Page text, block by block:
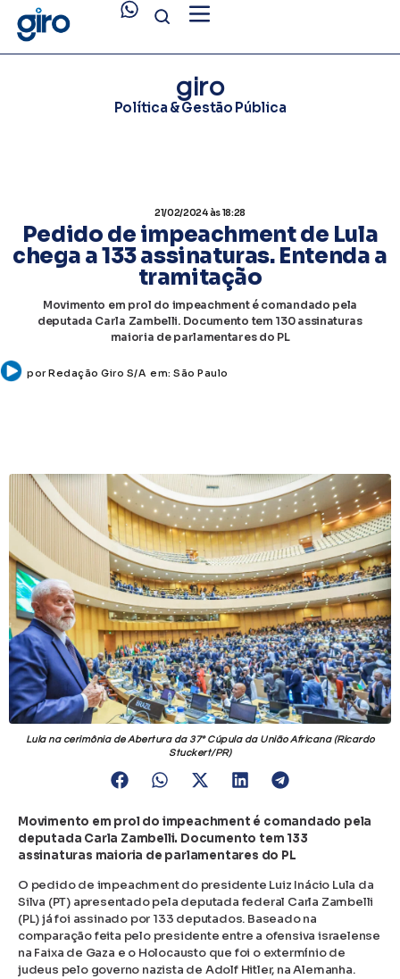
giro
Política & Gestão Pública
21/02/2024às 18:28
Pedido de impeachment de Lula
chega a 133 assinaturas. Entenda a
tramitação
Movimento em prol do impeachment é comandado pela
deputada Carla Zambelli. Documento tem 130 assinaturas
maioria de parlamentares do PL
porRedação Giro S/A em: São Paulo
Lula na cerimônia de Abertura da 37º Cúpula da União Africana (Ricardo
Stuckert/PR)
Movimento em prol do impeachment é comandado pela
deputada Carla Zambelli. Documento tem 133
assinaturas maioria de parlamentares do PL
O pedido de impeachment do presidente Luiz Inácio Lula da
Silva (PT) apresentado pela deputada federal Carla Zambelli
(PL) já foi assinado por 133 deputados. Baseado na
comparação feita pelo presidente entre a ofensiva israelense
na Faixa de Gaza e o Holocausto que foi o extermínio de
judeus pelo governo nazista de Adolf Hitler, na Alemanha.